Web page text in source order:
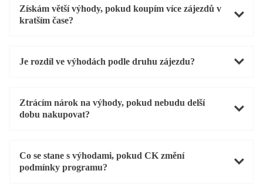
Získám větší výhody, pokud koupím více zájezdů v
kratším čase?
Je rozdíl ve výhodách podle druhu zájezdu?
Ztrácím nárok na výhody, pokud nebudu delší
dobu nakupovat?
Co se stane s výhodami, pokud CK změní
podmínky programu?